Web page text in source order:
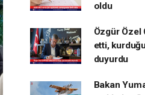
oldu
Özgür Özel
etti,
duyurdu
Bakan